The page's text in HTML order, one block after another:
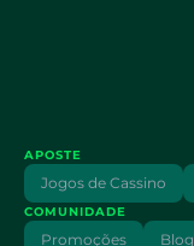
APOSTE
Jogos de Cassino
COMUNIDADE
Promoções Blog